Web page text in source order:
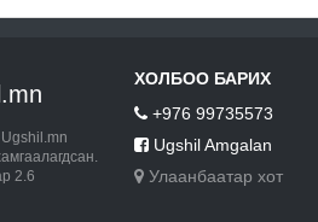
2.6
ХОЛБОО БАРИХ
+976 99735573
Ugshil Amgalan
Улаанбаатар хот